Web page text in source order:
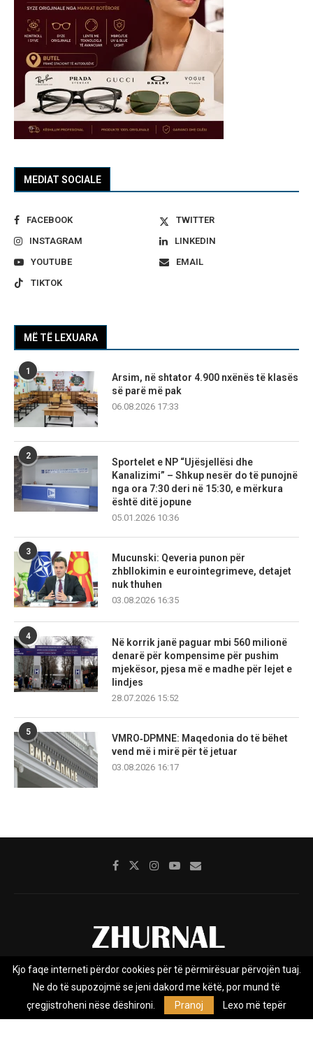
MEDIAT SOCIALE
FACEBOOK
TWITTER
INSTAGRAM
LINKEDIN
YOUTUBE
EMAIL
TIKTOK
MË TË LEXUARA
1
Arsim, në shtator 4.900 nxënës të klasës
së parë më pak
06.08.2026 17:33
2
Sportelet e NP “Ujësjellësi dhe
Kanalizimi” – Shkup nesër do të punojnë
nga ora 7:30 deri në 15:30, e mërkura
është ditë jopune
05.01.2026 10:36
3
Mucunski: Qeveria punon për
zhbllokimin e eurointegrimeve, detajet
nuk thuhen
03.08.2026 16:35
4
Në korrik janë paguar mbi 560 milionë
denarë për kompensime për pushim
mjekësor, pjesa më e madhe për lejet e
lindjes
28.07.2026 15:52
5
VMRO‑DPMNE: Maqedonia do të bëhet
vend më i mirë për të jetuar
03.08.2026 16:17
Rreth nesh Impresumi Marketing
Privacy Policy
Zhurnal.mk është Agjenci e Lajmeve e pavarur, e themeluar në vitin
Kjo faqe interneti përdor cookies për të përmirësuar përvojën tuaj.
Ne do të supozojmë se jeni dakord me këtë, por mund të
çregjistroheni nëse dëshironi.
Pranoj Lexo më tepër